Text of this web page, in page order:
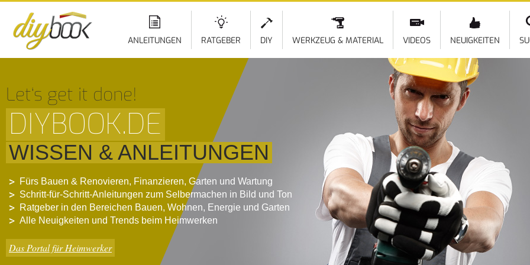
ANLEITUNGEN RATGEBER DIY WERKZEUG & MATERIAL VIDEOS NEUIGKEITEN
Let‘s get it done!
DIYBOOK.DE
WISSEN & ANLEITUNGEN
Fürs Bauen & Renovieren, Finanzieren, Garten und Wartung
Schritt-für-Schritt-Anleitungen zum Selbermachen in Bild und Ton
Ratgeber in den Bereichen Bauen, Wohnen, Energie und Garten
Alle Neuigkeiten und Trends beim Heimwerken
Das Portal für Heimwerker